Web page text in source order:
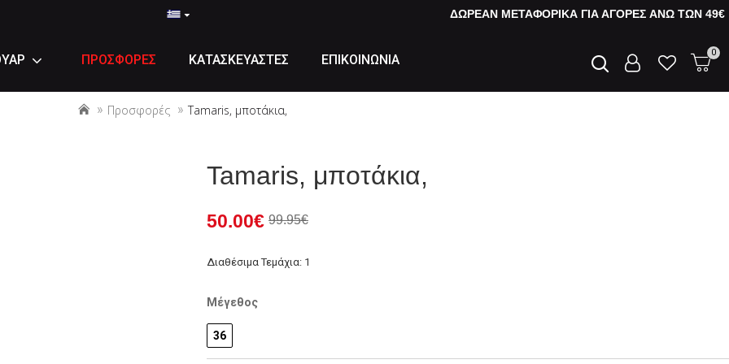
ΔΩΡΕΑΝ ΜΕΤΑΦΟΡΙΚΑ ΓΙΑ ΑΓΟΡΕΣ AΝΩ ΤΩΝ 49€
ΠΡΟΣΦΟΡΕΣ ΚΑΤΑΣΚΕΥΑΣΤΕΣ ΕΠΙΚΟΙΝΩΝΙΑ 0
Προσφορές Tamaris, μποτάκια,
Tamaris, μποτάκια,
50.00€ 99.95€
Διαθέσιμα Τεμάχια: 1
Μέγεθος
36